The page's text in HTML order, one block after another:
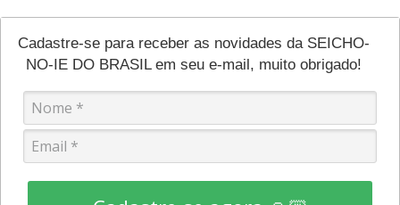
Cadastre-se para receber as novidades da SEICHO-
NO-IE DO BRASIL em seu e-mail, muito obrigado!